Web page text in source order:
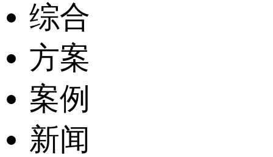
综合
方案
案例
新闻